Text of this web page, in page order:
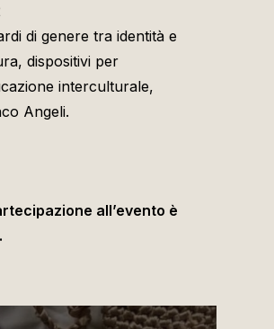
di genere tra identità e
dispositivi per
interculturale,
Angeli.
all’evento è